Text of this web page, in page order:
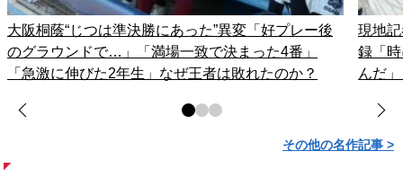
大阪桐蔭“じつは準決勝にあった”異変「好プレー後
のグラウンドで…」「満場一致で決まった4番」
「急激に伸びた2年生」なぜ王者は敗れたのか？
現地
録「
んだ
その他の名作記事 >